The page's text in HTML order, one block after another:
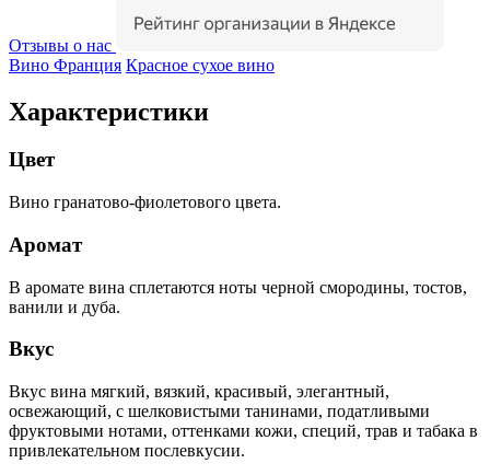
Отзывы о нас
Вино Франция Красное сухое вино
Характеристики
Цвет
Вино гранатово-фиолетового цвета.
Аромат
В аромате вина сплетаются ноты черной смородины, тостов,
ванили и дуба.
Вкус
Вкус вина мягкий, вязкий, красивый, элегантный,
освежающий, с шелковистыми танинами, податливыми
фруктовыми нотами, оттенками кожи, специй, трав и табака в
привлекательном послевкусии.